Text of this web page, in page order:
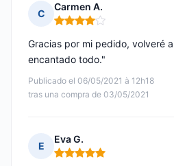
C
Carmen A.
Nota: 4 de 5
Publicado el 06/05/2021 à 12h18
tras una compra de 03/05/2021
Gracias por mi pedido, volveré
encantado todo."
E
Eva G.
Nota: 5 de 5